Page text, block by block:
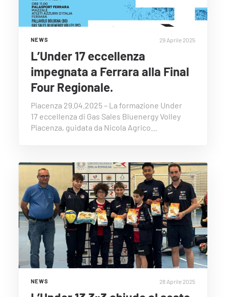
NEWS 29 Aprile 2025
L’Under 17 eccellenza
impegnata a Ferrara alla Final
Four Regionale.
Piacenza 29.04.2025 – La formazione Under
17 eccellenza di Gas Sales Bluenergy Volley
Piacenza, guidata da Nicola Agrico…
NEWS 28 Aprile 2025